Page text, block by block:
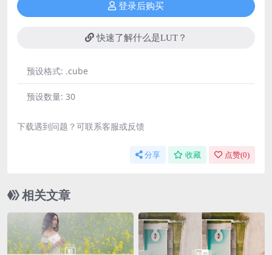
登录后购买
快速了解什么是LUT？
预设格式: .cube
预设数量: 30
下载遇到问题？可联系客服或反馈
分享 收藏 点赞(0)
相关文章